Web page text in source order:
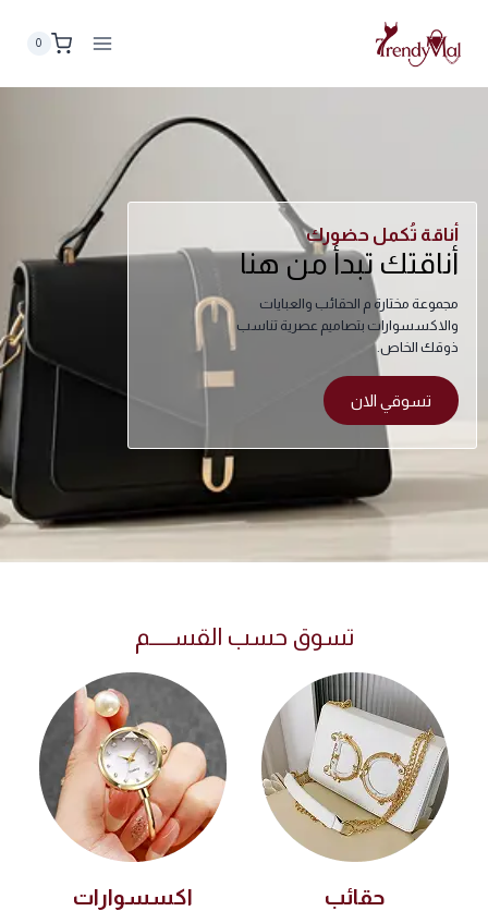
0
أناقة تُكمل حضورك
أناقتك تبدأ من هنا
مجموعة مختارة م الحقائب والعبايات
والاكسسوارات بتصاميم عصرية تناسب
ذوقك الخاص.
تسوقي الان
تسوق حسب القســـــم
حقائب اكسسوارات